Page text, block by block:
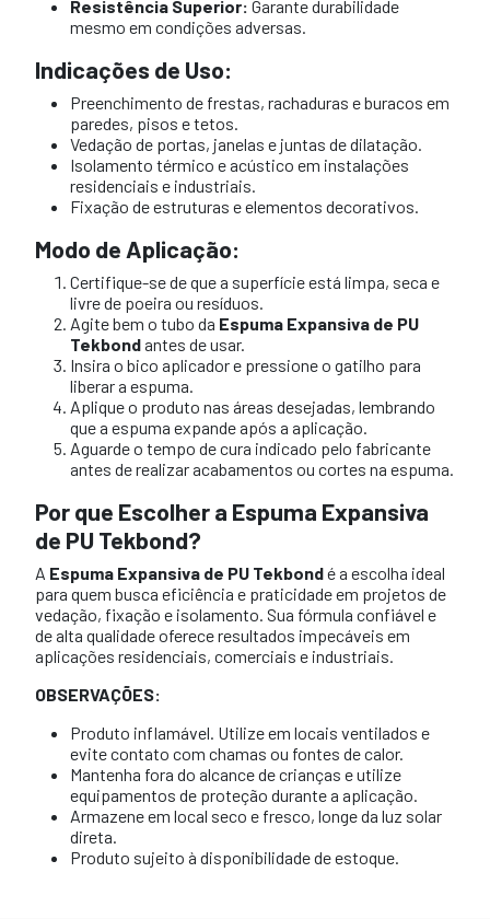
Resistência Superior: Garante durabilidade
mesmo em condições adversas.
Indicações de Uso:
Preenchimento de frestas, rachaduras e buracos em
paredes, pisos e tetos.
Vedação de portas, janelas e juntas de dilatação.
Isolamento térmico e acústico em instalações
residenciais e industriais.
Fixação de estruturas e elementos decorativos.
Modo de Aplicação:
Certifique-se de que a superfície está limpa, seca e
livre de poeira ou resíduos.
Agite bem o tubo da Espuma Expansiva de PU
Tekbondantes de usar.
Insira o bico aplicador e pressione o gatilho para
liberar a espuma.
Aplique o produto nas áreas desejadas, lembrando
que a espuma expande após a aplicação.
Aguarde o tempo de cura indicado pelo fabricante
antes de realizar acabamentos ou cortes na espuma.
Por que Escolher a Espuma Expansiva
de PU Tekbond?
A Espuma Expansiva de PU Tekbondé a escolha ideal
para quem busca eficiência e praticidade em projetos de
vedação, fixação e isolamento. Sua fórmula confiável e
de alta qualidade oferece resultados impecáveis em
aplicações residenciais, comerciais e industriais.
OBSERVAÇÕES:
Produto inflamável. Utilize em locais ventilados e
evite contato com chamas ou fontes de calor.
Mantenha fora do alcance de crianças e utilize
equipamentos de proteção durante a aplicação.
Armazene em local seco e fresco, longe da luz solar
direta.
Produto sujeito à disponibilidade de estoque.